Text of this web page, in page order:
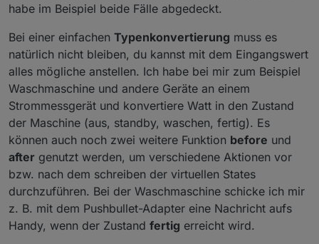
habe im Beispiel beide Fälle abgedeckt.
Bei einer einfachen Typenkonvertierung muss es
natürlich nicht bleiben, du kannst mit dem Eingangswert
alles mögliche anstellen. Ich habe bei mir zum Beispiel
Waschmaschine und andere Geräte an einem
Strommessgerät und konvertiere Watt in den Zustand
der Maschine (aus, standby, waschen, fertig). Es
können auch noch zwei weitere Funktion before und
after genutzt werden, um verschiedene Aktionen vor
bzw. nach dem schreiben der virtuellen States
durchzuführen. Bei der Waschmaschine schicke ich mir
z. B. mit dem Pushbullet-Adapter eine Nachricht aufs
Handy, wenn der Zustand fertig erreicht wird.